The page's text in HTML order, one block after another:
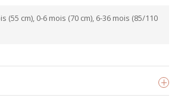
(55 cm), 0-6 mois (70 cm), 6-36 mois (85/110